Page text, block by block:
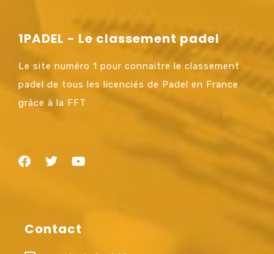
1PADEL - Le classement padel
Le site numéro 1 pour connaitre le classement
padel de tous les licenciés de Padel en France
grâce à la FFT
Contact